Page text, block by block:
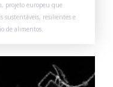
projeto europeu que
sustentáveis, resilientes e
de alimentos.